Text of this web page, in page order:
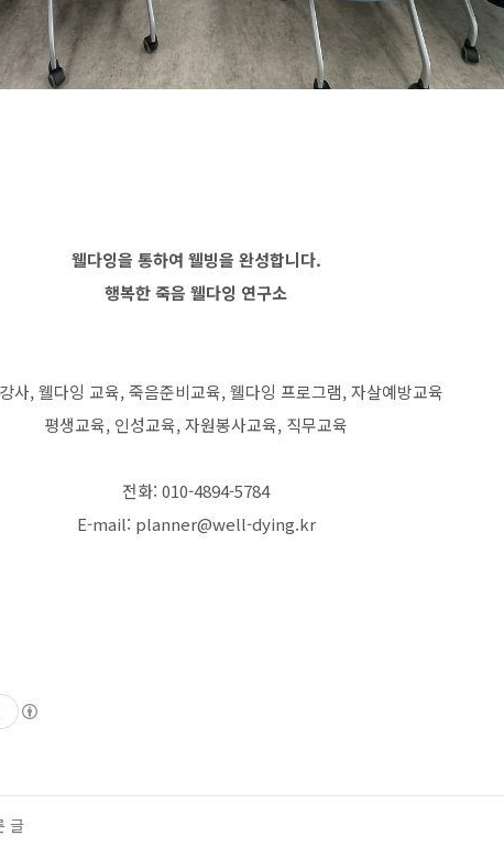
웰다잉을 통하여 웰빙을 완성합니다.
행복한 죽음 웰다잉 연구소
사, 웰다잉 교육, 죽음준비교육, 웰다잉 프로그램, 자살예방교육
평생교육, 인성교육, 자원봉사교육, 직무교육
전화: 010-4894-5784
E-mail: planner@well-dying.kr
글